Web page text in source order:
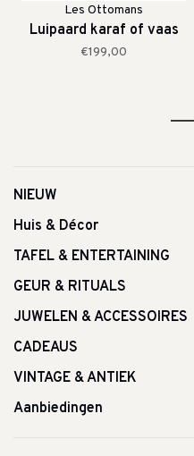
Les Ottomans
Luipaard karaf of vaas
€199,00
1
NIEUW
Huis & Décor
TAFEL & ENTERTAINING
GEUR & RITUALS
JUWELEN & ACCESSOIRES
CADEAUS
VINTAGE & ANTIEK
Aanbiedingen